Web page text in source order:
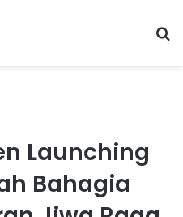
Launching
Bahagia